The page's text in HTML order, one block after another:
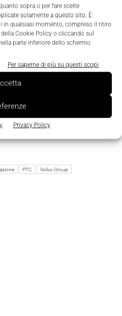
sopra o per fare scelte
solamente a questo sito. È
in qualsiasi momento, compreso il ritiro
Cookie Policy o cliccando sul
parte inferiore dello schermo.
Per saperne di più su questi scopi
Privacy Policy
Jim Heppelmann,
approccio ingegneristico
insieme servirà da
PTC Volvo Group